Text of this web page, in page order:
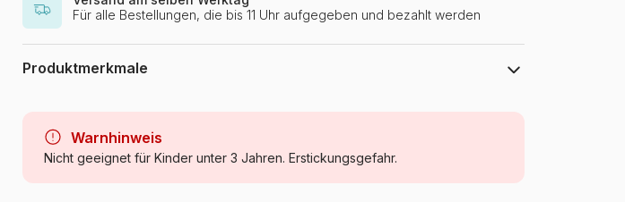
Für alle Bestellungen, die bis 11 Uhr aufgegeben und bezahlt werden
Produktmerkmale
Kategorie
Alter
Puzzle für Erwachsene (500 bis 48000
Warnhinweis
Nicht geeignet für Kinder unter 3 Jahren. Erstickungsgefahr.